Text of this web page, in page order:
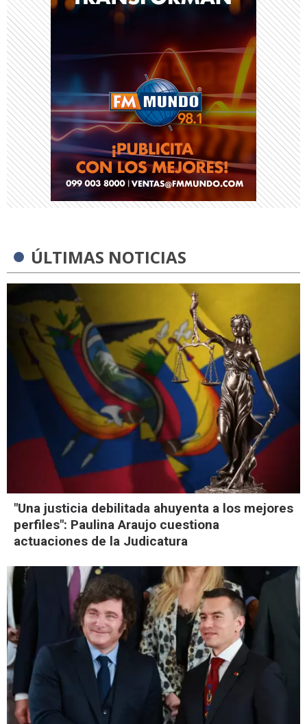
ÚLTIMAS NOTICIAS
"Una justicia debilitada ahuyenta a los mejores
perfiles": Paulina Araujo cuestiona
actuaciones de la Judicatura